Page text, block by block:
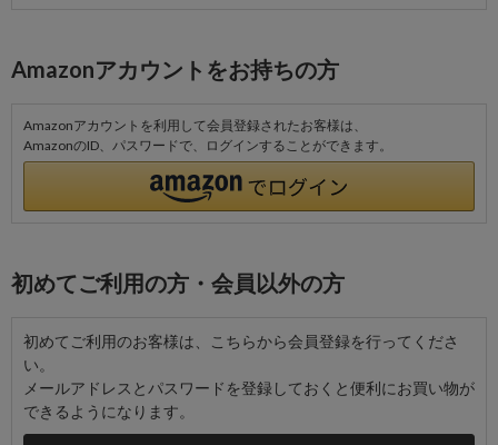
Amazonアカウントをお持ちの方
Amazonアカウントを利用して会員登録されたお客様は、
AmazonのID、パスワードで、ログインすることができます。
初めてご利用の方・会員以外の方
初めてご利用のお客様は、こちらから会員登録を行ってくださ
い。
メールアドレスとパスワードを登録しておくと便利にお買い物が
できるようになります。